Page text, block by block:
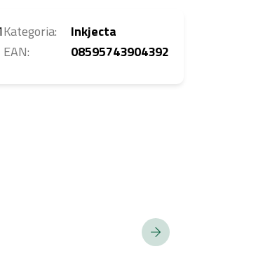
Kategoria:
Inkjecta
EAN: 08595743904392